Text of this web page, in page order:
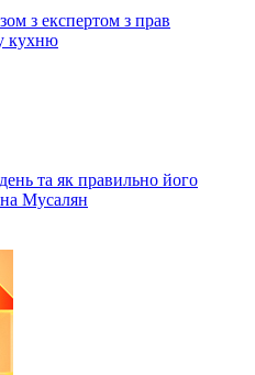
з експертом з прав
кухню
та як правильно його
Мусалян